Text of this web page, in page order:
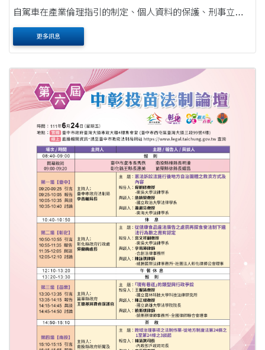
自駕車在產業倫理指引的制定、個人資料的保護、刑事立法
政策、交通行政法規與保險議題上的法律挑戰。雖因疫情嚴
峻，會議以視訊及實體同步的方式進行，東海....
更多訊息